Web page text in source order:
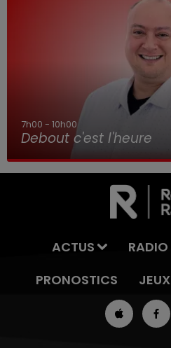
7h00 - 10h00
Debout c'est l'heure
ACTUS RADIO
PRONOSTICS
JEUX